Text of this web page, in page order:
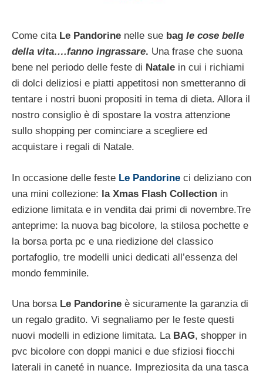
Come citaLe Pandorine nelle sue bag le cose belle
della vita….fanno ingrassare. Una frase che suona
bene nel periodo delle feste di Natale in cui i richiami
di dolci deliziosi e piatti appetitosi non smetteranno di
tentare i nostri buoni propositi in tema di dieta. Allora il
nostro consiglio è di spostare la vostra attenzione
sullo shopping per cominciare a scegliere ed
acquistare i regali di Natale.
In occasione delle feste Le Pandorine ci deliziano con
una mini collezione: la Xmas Flash Collection in
edizione limitata e in vendita dai primi di novembre.Tre
anteprime: la nuova bag bicolore, la stilosa pochette e
la borsa porta pc e una riedizione del classico
portafoglio, tre modelli unici dedicati all’essenza del
mondo femminile.
Una borsa Le Pandorine è sicuramente la garanzia di
un regalo gradito. Vi segnaliamo per le feste questi
nuovi modelli in edizione limitata. La BAG, shopper in
pvc bicolore con doppi manici e due sfiziosi fiocchi
laterali in caneté in nuance. Impreziosita da una tasca